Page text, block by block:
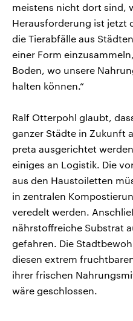
meistens nicht dort sind,
Herausforderung ist jetzt
die Tierabfälle aus
einer Form
Boden, wo unsere
halten können.“
Ralf Otterpohl glaubt,
ganzer Städte in Zukunft
preta ausgerichtet
einiges an Logistik. Die
aus den Haustoiletten
in zentralen
veredelt werden.
nährstoffreiche Substrat
gefahren. Die
diesen extrem
ihrer frischen
wäre geschlossen.